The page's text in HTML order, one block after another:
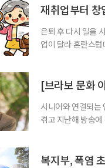
매어르신은 인지기
재취업부터 창
은퇴 후 다시 일을
업이 달라 혼란스
준비부터 구직 수
업 지원 계획을 세
[브라보 문화
시니어와 연결되는
겪고 지난해 방송
까. 오랜 방송 생활
복지부, 폭염